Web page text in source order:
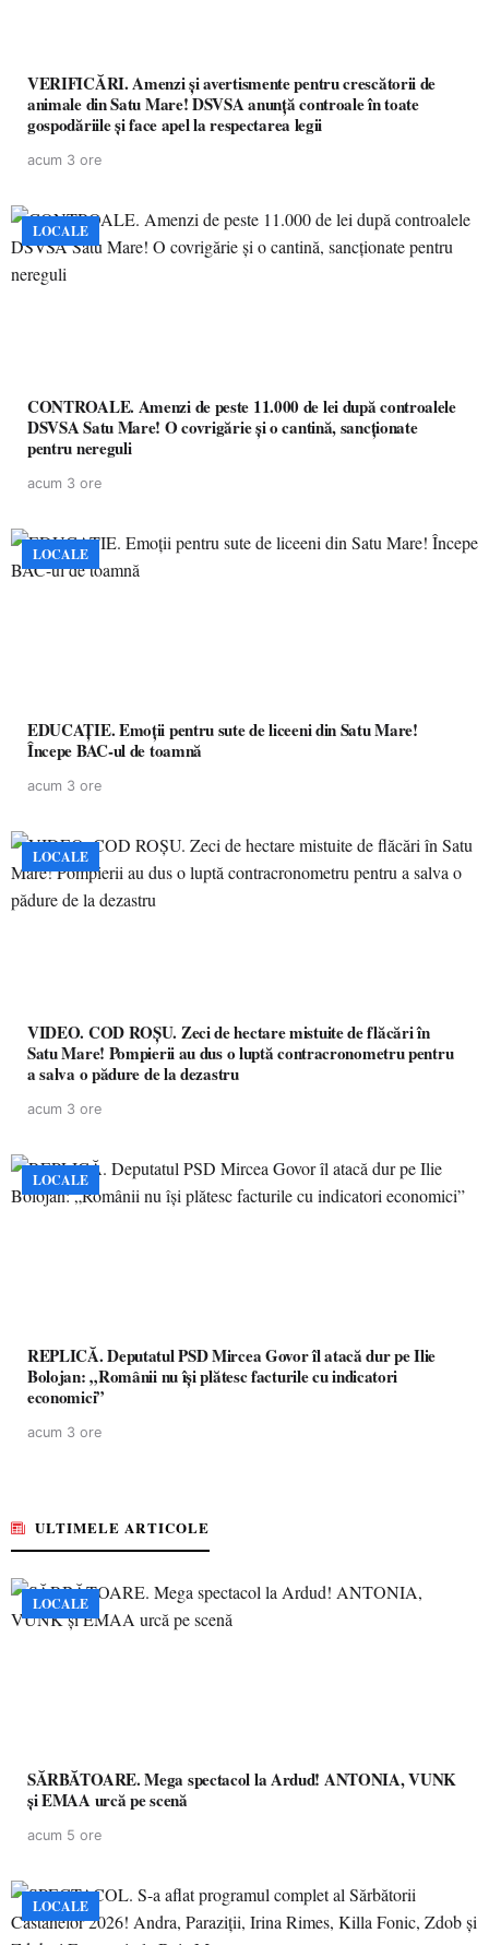
VERIFICĂRI. Amenzi și avertismente pentru crescătorii de
animale din Satu Mare! DSVSA anunță controale în toate
gospodăriile și face apel la respectarea legii
acum 3 ore
LOCALE
CONTROALE. Amenzi de peste 11.000 de lei după controalele
DSVSA Satu Mare! O covrigărie și o cantină, sancționate
pentru nereguli
acum 3 ore
LOCALE
EDUCAȚIE. Emoții pentru sute de liceeni din Satu Mare!
Începe BAC-ul de toamnă
acum 3 ore
LOCALE
VIDEO. COD ROȘU. Zeci de hectare mistuite de flăcări în
Satu Mare! Pompierii au dus o luptă contracronometru pentru
a salva o pădure de la dezastru
acum 3 ore
LOCALE
REPLICĂ. Deputatul PSD Mircea Govor îl atacă dur pe Ilie
Bolojan: „Românii nu își plătesc facturile cu indicatori
economici”
acum 3 ore
ULTIMELE ARTICOLE
LOCALE
SĂRBĂTOARE. Mega spectacol la Ardud! ANTONIA, VUNK
și EMAA urcă pe scenă
acum 5 ore
LOCALE